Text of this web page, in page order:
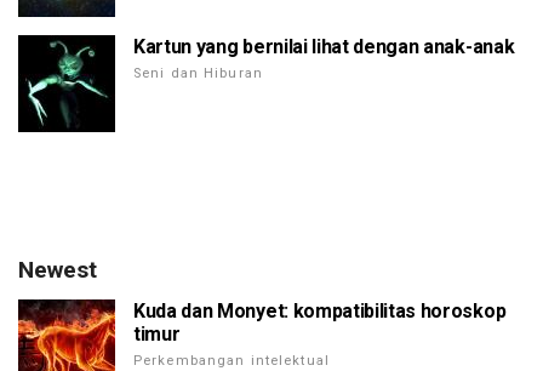
Kartun yang bernilai lihat dengan anak-anak
Seni dan Hiburan
Newest
Kuda dan Monyet: kompatibilitas horoskop
timur
Perkembangan intelektual